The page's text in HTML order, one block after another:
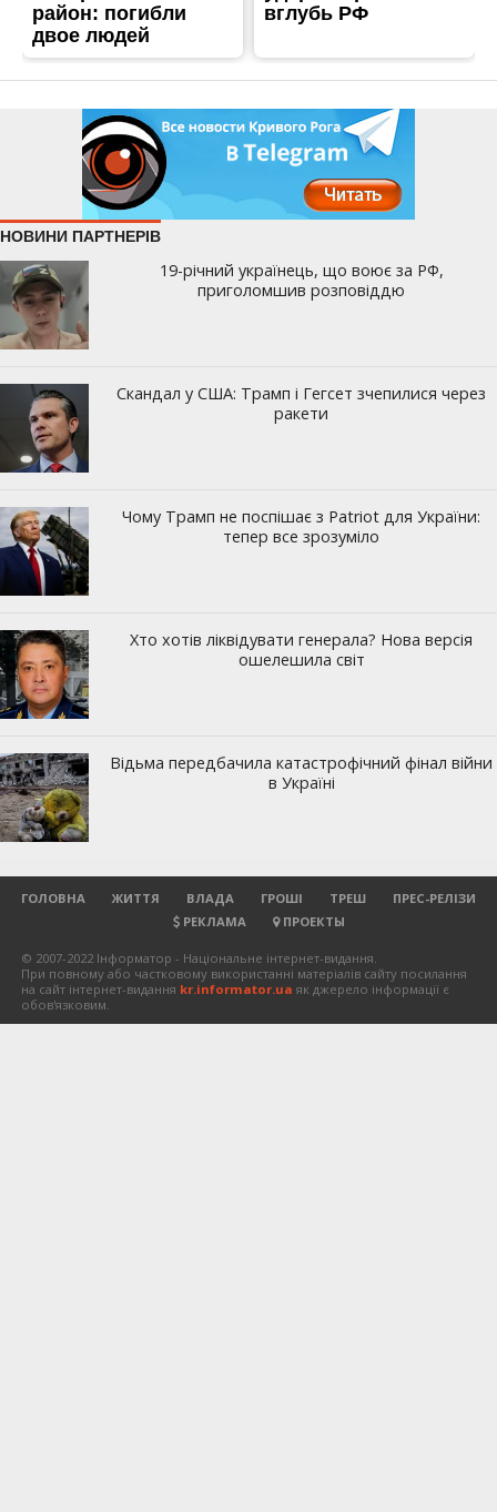
ГОЛОВНА ЖИТТЯ ВЛАДА ГРОШІ ТРЕШ
ПРЕС-РЕЛІЗИ
РЕКЛАМА
ПРОЕКТЫ
© 2007-2022 Інформатор - Національне інтернет-видання.
При повному або частковому використанні матеріалів сайту посилання
на сайт інтернет-видання kr.informator.ua як джерело інформації є
обов'язковим.